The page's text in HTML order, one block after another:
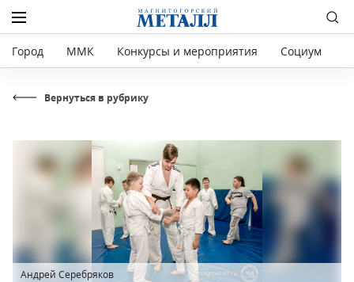
Город ММК Конкурсы и мероприятия Социум
Вернуться в рубрику
Андрей Серебряков